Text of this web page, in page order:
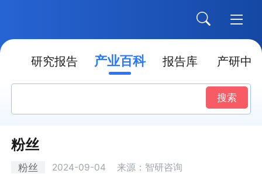
研究报告 产业百科 报告库 产研中
搜索
粉丝
粉丝 2024-09-04 来源：智研咨询